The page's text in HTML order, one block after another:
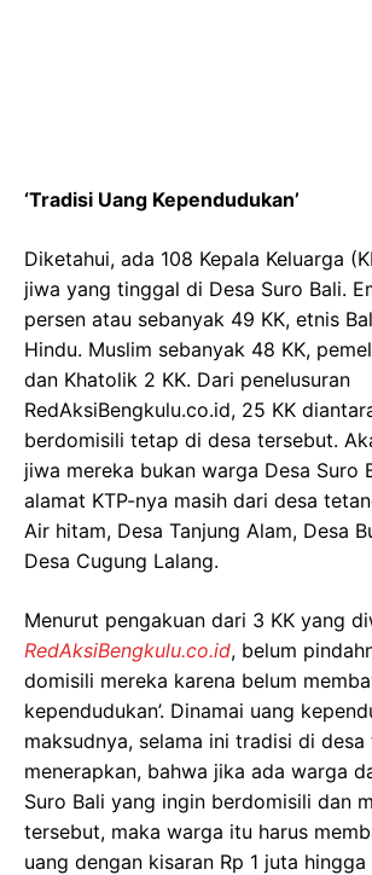
‘Tradisi Uang Kependudukan’
Diketahui, ada 108 Kepala Keluarga
jiwa yang tinggal di Desa Suro Bali.
persen atau sebanyak 49 KK, etnis
Hindu. Muslim sebanyak 48 KK,
dan Khatolik 2 KK. Dari penelusuran
RedAksiBengkulu.co.id, 25 KK
berdomisili tetap di desa tersebut.
jiwa mereka bukan warga Desa Suro
alamat KTP-nya masih dari desa
Air hitam, Desa Tanjung Alam, Desa
Desa Cugung Lalang.
Menurut pengakuan dari 3 KK yang
RedAksiBengkulu.co.id, belum
domisili mereka karena belum
kependudukan’. Dinamai uang
maksudnya, selama ini tradisi di desa
menerapkan, bahwa jika ada warga
Suro Bali yang ingin berdomisili dan
tersebut, maka warga itu harus
uang dengan kisaran Rp 1 juta